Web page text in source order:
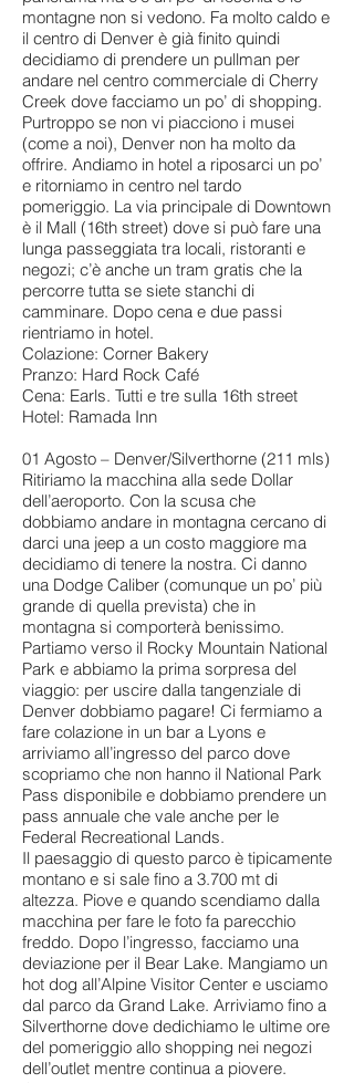
montagne non si vedono. Fa molto caldo e
il centro di Denver è già finito quindi
decidiamo di prendere un pullman per
andare nel centro commerciale di Cherry
Creek dove facciamo un po’ di shopping.
Purtroppo se non vi piacciono i musei
(come a noi), Denver non ha molto da
offrire. Andiamo in hotel a riposarci un po’
e ritorniamo in centro nel tardo
pomeriggio. La via principale di Downtown
è il Mall (16th street) dove si può fare una
lunga passeggiata tra locali, ristoranti e
negozi; c’è anche un tram gratis che la
percorre tutta se siete stanchi di
camminare. Dopo cena e due passi
rientriamo in hotel.
Colazione: Corner Bakery
Pranzo: Hard Rock Café
Cena: Earls. Tutti e tre sulla 16th street
Hotel: Ramada Inn
01 Agosto – Denver/Silverthorne (211 mls)
Ritiriamo la macchina alla sede Dollar
dell’aeroporto. Con la scusa che
dobbiamo andare in montagna cercano di
darci una jeep a un costo maggiore ma
decidiamo di tenere la nostra. Ci danno
una Dodge Caliber (comunque un po’ più
grande di quella prevista) che in
montagna si comporterà benissimo.
Partiamo verso il Rocky Mountain National
Park e abbiamo la prima sorpresa del
viaggio: per uscire dalla tangenziale di
Denver dobbiamo pagare! Ci fermiamo a
fare colazione in un bar a Lyons e
arriviamo all’ingresso del parco dove
scopriamo che non hanno il National Park
Pass disponibile e dobbiamo prendere un
pass annuale che vale anche per le
Federal Recreational Lands.
Il paesaggio di questo parco è tipicamente
montano e si sale fino a 3.700 mt di
altezza. Piove e quando scendiamo dalla
macchina per fare le foto fa parecchio
freddo. Dopo l’ingresso, facciamo una
deviazione per il Bear Lake. Mangiamo un
hot dog all’Alpine Visitor Center e usciamo
dal parco da Grand Lake. Arriviamo fino a
Silverthorne dove dedichiamo le ultime ore
del pomeriggio allo shopping nei negozi
dell’outlet mentre continua a piovere.